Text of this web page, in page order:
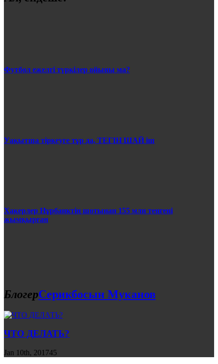
Футбол ежелгі түркілер ойыны ма?
Уақытша тіркеуге тұр да, ТЕГІН ШАЙ іш
Хакерлер Нұрбанктің шотынан 155 млн теңгені
жымқырған
БлогерСерикбосын Муканов
ЧТО ДЕЛАТЬ?
Jan 10th, 201745